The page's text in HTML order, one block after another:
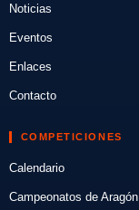
Noticias
Eventos
Enlaces
Contacto
COMPETICIONES
Calendario
Campeonatos de Aragón